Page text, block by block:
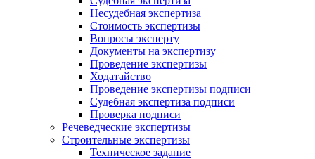
Несудебная экспертиза
Стоимость экспертизы
Вопросы эксперту
Документы на экспертизу
Проведение экспертизы
Ходатайство
Проведение экспертизы подписи
Судебная экспертиза подписи
Проверка подписи
Речеведческие экспертизы
Строительные экспертизы
Техническое задание